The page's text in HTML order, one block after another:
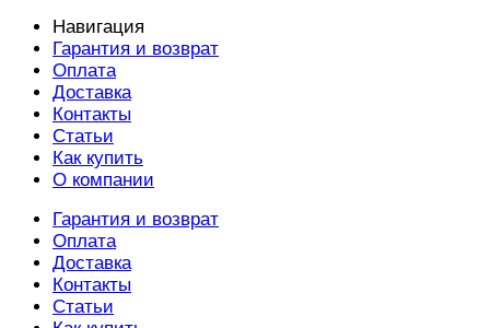
Навигация
Гарантия и возврат
Оплата
Доставка
Контакты
Статьи
Как купить
О компании
Гарантия и возврат
Оплата
Доставка
Контакты
Статьи